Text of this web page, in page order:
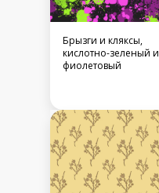
Брызги и кляксы,
кислотно-зеленый и
фиолетовый